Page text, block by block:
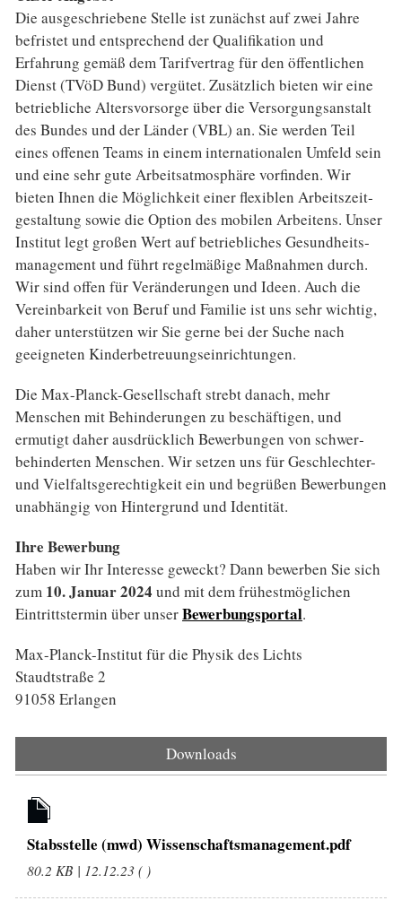
Die ausgeschriebene Stelle ist zunächst auf zwei Jahre
befristet und entsprechend der Quali­fikation und
Erfahrung gemäß dem Tarif­vertrag für den öffentlichen
Dienst (TVöD Bund) vergütet. Zusätzlich bieten wir eine
betrieb­liche Alters­vorsorge über die Versor­gungs­anstalt
des Bundes und der Länder (VBL) an. Sie werden Teil
eines offenen Teams in einem inter­nationalen Umfeld sein
und eine sehr gute Arbeitsatmosphäre vor­finden. Wir
bieten Ihnen die Möglich­keit einer flexiblen Arbeits­zeit­
gestaltung sowie die Option des mobilen Arbeitens. Unser
Institut legt großen Wert auf betriebliches Gesundheits­
management und führt regel­mäßige Maßnahmen durch.
Wir sind offen für Veränderungen und Ideen. Auch die
Verein­barkeit von Beruf und Familie ist uns sehr wichtig,
daher unter­stützen wir Sie gerne bei der Suche nach
geeig­neten Kinder­betreuungs­einrichtungen.
Die Max-Planck-Gesellschaft strebt danach, mehr
Menschen mit Behinderungen zu beschäf­tigen, und
ermutigt daher ausdrücklich Bewerbungen von schwer­
behinderten Menschen. Wir setzen uns für Ge­schlechter-
und Vielfalts­gerechtig­keit ein und begrüßen Bewer­bungen
unabhängig von Hintergrund und Identität.
Ihre Bewerbung
Haben wir Ihr Interesse geweckt? Dann bewerben Sie sich
zum 10. Januar 2024 und mit dem frühest­möglichen
Eintrittstermin über unserBewerbungsportal.
Max-Planck-Institut für die Physik des Lichts
Staudtstraße 2
91058 Erlangen
Downloads
Stabsstelle (mwd) Wissenschaftsmanagement.pdf
80.2 KB | 12.12.23 ( )